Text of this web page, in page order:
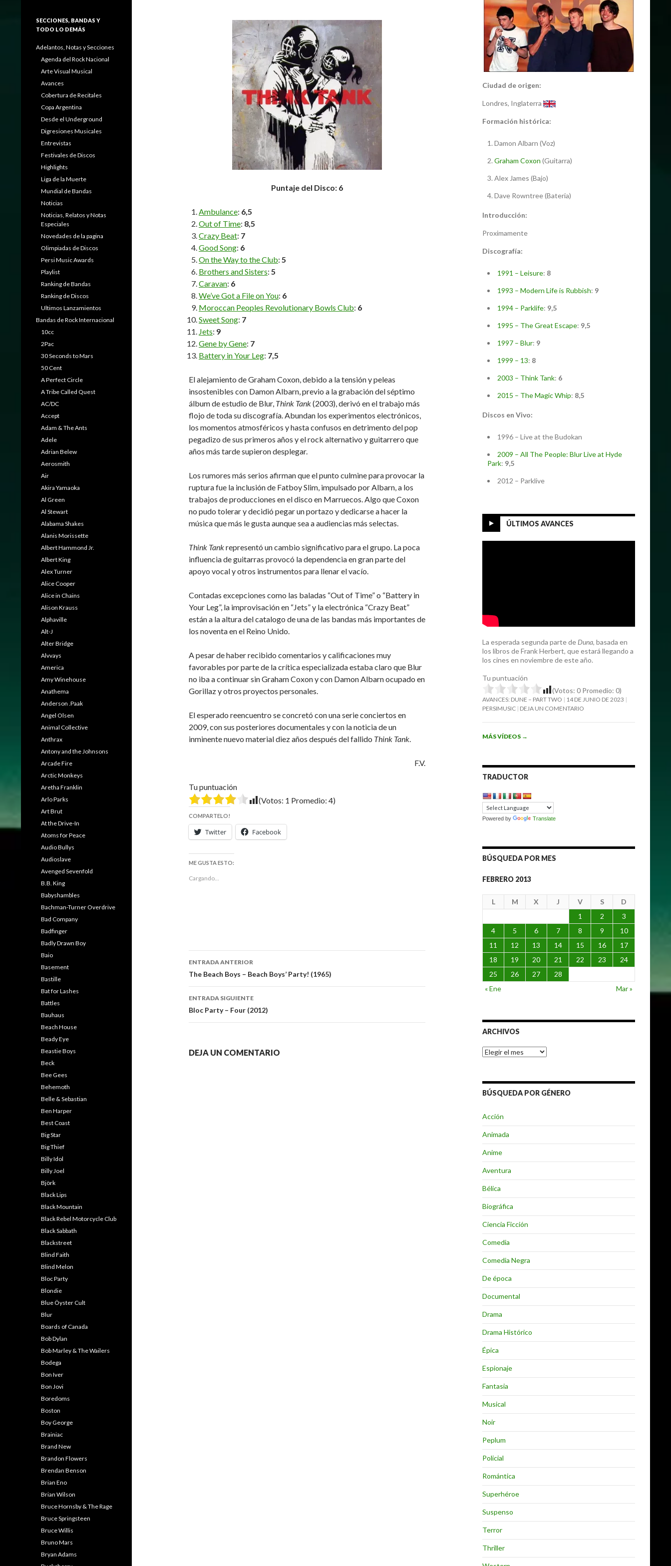
Puntaje del Disco: 6
Ambulance: 6,5
Out of Time: 8,5
Crazy Beat: 7
Good Song: 6
On the Way to the Club: 5
Brothers and Sisters: 5
Caravan: 6
We’ve Got a File on You: 6
Moroccan Peoples Revolutionary Bowls Club: 6
Sweet Song: 7
Jets: 9
Gene by Gene: 7
Battery in Your Leg: 7,5
El alejamiento de Graham Coxon, debido a la tensión y peleas
insostenibles con Damon Albarn, previo a la grabación del séptimo
álbum de estudio de Blur, Think Tank(2003), derivó en el trabajo más
flojo de toda su discografía. Abundan los experimentos electrónicos,
los momentos atmosféricos y hasta confusos en detrimento del pop
pegadizo de sus primeros años y el rock alternativo y guitarrero que
años más tarde supieron desplegar.
Los rumores más serios afirman que el punto culmine para provocar la
ruptura fue la inclusión de Fatboy Slim, impulsado por Albarn, a los
trabajos de producciones en el disco en Marruecos. Algo que Coxon
no pudo tolerar y decidió pegar un portazo y dedicarse a hacer la
música que más le gusta aunque sea a audiencias más selectas.
Think Tankrepresentó un cambio significativo para el grupo. La poca
influencia de guitarras provocó la dependencia en gran parte del
apoyo vocal y otros instrumentos para llenar el vacío.
Contadas excepciones como las baladas “Out of Time” o “Battery in
Your Leg”, la improvisación en “Jets” y la electrónica “Crazy Beat”
están a la altura del catalogo de una de las bandas más importantes de
los noventa en el Reino Unido.
A pesar de haber recibido comentarios y calificaciones muy
favorables por parte de la crítica especializada estaba claro que Blur
no iba a continuar sin Graham Coxon y con Damon Albarn ocupado en
Gorillaz y otros proyectos personales.
El esperado reencuentro se concretó con una serie conciertos en
2009, con sus posteriores documentales y con la noticia de un
inminente nuevo material diez años después del fallido Think Tank.
F.V.
Tu puntuación
(Votos: 1 Promedio: 4)
COMPARTELO!
Twitter Facebook
ME GUSTA ESTO:
Cargando...
Navegación
de
entradas
ENTRADA ANTERIOR
The Beach Boys – Beach Boys’ Party! (1965)
ENTRADA SIGUIENTE
Bloc Party – Four (2012)
DEJA UN COMENTARIO
Ciudad de origen:
Londres, Inglaterra
Formación histórica:
Damon Albarn (Voz)
Graham Coxon (Guitarra)
Alex James (Bajo)
Dave Rowntree (Bateria)
Introducción:
Proximamente
Discografía:
1991 – Leisure: 8
1993 – Modern Life is Rubbish: 9
1994 – Parklife: 9,5
1995 – The Great Escape: 9,5
1997 – Blur: 9
1999 – 13: 8
2003 – Think Tank: 6
2015 – The Magic Whip: 8,5
Discos en Vivo:
1996 – Live at the Budokan
2009 – All The People: Blur Live at Hyde
Park: 9,5
2012 – Parklive
ÚLTIMOS AVANCES
La esperada segunda parte de Duna, basada en
los libros de Frank Herbert, que estará llegando a
los cines en noviembre de este año.
Tu puntuación
(Votos: 0 Promedio: 0)
AVANCES: DUNE – PART TWO
14 DE JUNIO DE 2023
PERSIMUSIC DEJA UN COMENTARIO
MÁS VÍDEOS →
TRADUCTOR
Powered by Translate
BÚSQUEDA POR MES
FEBRERO 2013
L M X J V S
D
1
2
3
4
5 6 7 8 9
10
11
12 13 14 15 16
17
18
19 20 21 22 23
24
25
26 27
28
« Ene
Mar »
ARCHIVOS
Archivos
BÚSQUEDA POR GÉNERO
Acción
Animada
Anime
Aventura
Bélica
Biográfica
Ciencia Ficción
Comedia
Comedia Negra
De época
Documental
Drama
Drama Histórico
Épica
Espionaje
Fantasia
Musical
Noir
Peplum
Policial
Romántica
Superhéroe
Suspenso
Terror
Thriller
SECCIONES, BANDAS Y
TODO LO DEMÁS
Adelantos, Notas y Secciones
Agenda del Rock Nacional
Arte Visual Musical
Avances
Cobertura de Recitales
Copa Argentina
Desde el Underground
Digresiones Musicales
Entrevistas
Festivales de Discos
Highlights
Liga de la Muerte
Mundial de Bandas
Noticias
Noticias, Relatos y Notas
Especiales
Novedades de la pagina
Olimpiadas de Discos
Persi Music Awards
Playlist
Ranking de Bandas
Ranking de Discos
Ultimos Lanzamientos
Bandas de Rock Internacional
10cc
2Pac
30 Seconds to Mars
50 Cent
A Perfect Circle
A Tribe Called Quest
AC/DC
Accept
Adam & The Ants
Adele
Adrian Belew
Aerosmith
Air
Akira Yamaoka
Al Green
Al Stewart
Alabama Shakes
Alanis Morissette
Albert Hammond Jr.
Albert King
Alex Turner
Alice Cooper
Alice in Chains
Alison Krauss
Alphaville
Alt-J
Alter Bridge
Alvvays
America
Amy Winehouse
Anathema
Anderson .Paak
Angel Olsen
Animal Collective
Anthrax
Antony and the Johnsons
Arcade Fire
Arctic Monkeys
Aretha Franklin
Arlo Parks
Art Brut
At the Drive-In
Atoms for Peace
Audio Bullys
Audioslave
Avenged Sevenfold
B.B. King
Babyshambles
Bachman-Turner Overdrive
Bad Company
Badfinger
Badly Drawn Boy
Baio
Basement
Bastille
Bat for Lashes
Battles
Bauhaus
Beach House
Beady Eye
Beastie Boys
Beck
Bee Gees
Behemoth
Belle & Sebastian
Ben Harper
Best Coast
Big Star
Big Thief
Billy Idol
Billy Joel
Björk
Black Lips
Black Mountain
Black Rebel Motorcycle Club
Black Sabbath
Blackstreet
Blind Faith
Blind Melon
Bloc Party
Blondie
Blue Öyster Cult
Blur
Boards of Canada
Bob Dylan
Bob Marley & The Wailers
Bodega
Bon Iver
Bon Jovi
Boredoms
Boston
Boy George
Brainiac
Brand New
Brandon Flowers
Brendan Benson
Brian Eno
Brian Wilson
Bruce Hornsby & The Rage
Bruce Springsteen
Bruce Willis
Bruno Mars
Bryan Adams